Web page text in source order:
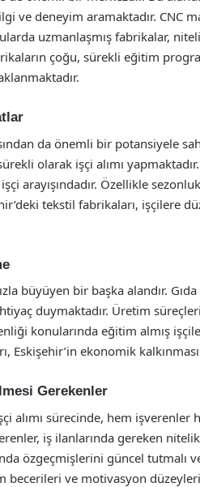
ve deneyim aramaktadır. CNC
uzmanlaşmış fabrikalar,
çoğu, sürekli eğitim
da önemli bir potansiyele
olarak işçi alımı
arayışındadır. Özellikle
tekstil fabrikaları, işçilere
büyüyen bir başka alandır.
duymaktadır. Üretim
konularında eğitim almış
Eskişehir’in ekonomik
Gerekenler
alımı sürecinde, hem işverenler
iş ilanlarında gereken
özgeçmişlerini güncel tutmalı
ve motivasyon